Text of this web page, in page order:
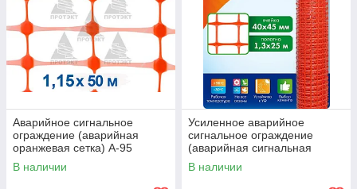
Аварийное сигнальное
ограждение (аварийная
оранжевая сетка) А-95
Профи. Высота 1,15 м, длина
50 м. Алматы и Казахстан
В наличии
Усиленное аварийное
сигнальное ограждение
(аварийная сигнальная
сетка) А-45. 1,3м х 25м.
Алматы и Астана
В наличии